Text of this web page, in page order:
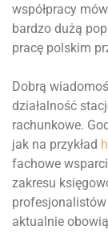
współpracy
bardzo dużą
pracę polskim
Dobrą
działalność
rachunkowe.
jak na przykład
fachowe
zakresu
aktualnie